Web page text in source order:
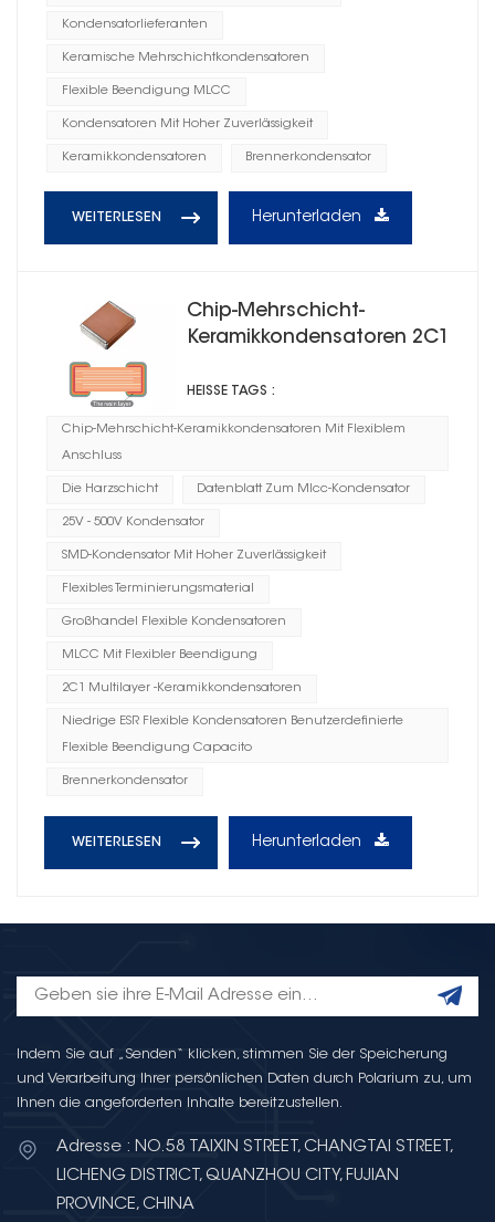
Kondensatorlieferanten
Keramische Mehrschichtkondensatoren
Flexible Beendigung MLCC
Kondensatoren Mit Hoher Zuverlässigkeit
Keramikkondensatoren Brennerkondensator
WEITERLESEN Herunterladen
Chip-Mehrschicht-
Keramikkondensatoren 2C1
HEISSE TAGS :
Chip-Mehrschicht-Keramikkondensatoren Mit Flexiblem
Anschluss
Die Harzschicht Datenblatt Zum Mlcc-Kondensator
25V - 500V Kondensator
SMD-Kondensator Mit Hoher Zuverlässigkeit
Flexibles Terminierungsmaterial
Großhandel Flexible Kondensatoren
MLCC Mit Flexibler Beendigung
2C1 Multilayer -Keramikkondensatoren
Niedrige ESR Flexible Kondensatoren Benutzerdefinierte
Flexible Beendigung Capacito
Brennerkondensator
WEITERLESEN Herunterladen
Indem Sie auf „Senden“ klicken, stimmen Sie der Speicherung
und Verarbeitung Ihrer persönlichen Daten durch Polarium zu, um
Ihnen die angeforderten Inhalte bereitzustellen.
Adresse : NO.58 TAIXIN STREET, CHANGTAI STREET,
LICHENG DISTRICT, QUANZHOU CITY, FUJIAN
PROVINCE, CHINA